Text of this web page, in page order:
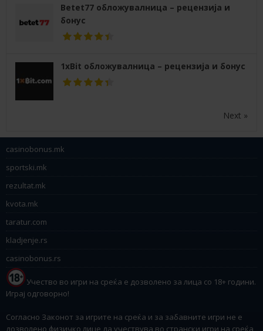
Betet77 обложувалница – рецензија и
бонус
1xBit обложувалница – рецензија и бонус
Next »
casinobonus.mk
sportski.mk
rezultat.mk
kvota.mk
taratur.com
kladjenje.rs
casinobonus.rs
Учество во игри на среќа е дозволено за лица со 18+ години.
Играј одговорно!
Согласно Законот за игрите на среќа и за забавните игри не е
дозволено физичко лице да учествува во странски игри на среќа,